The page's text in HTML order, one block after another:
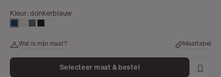
Kleur:donkerblauw
Wat is mijn maat? Maattabel
Selecteer maat & bestel